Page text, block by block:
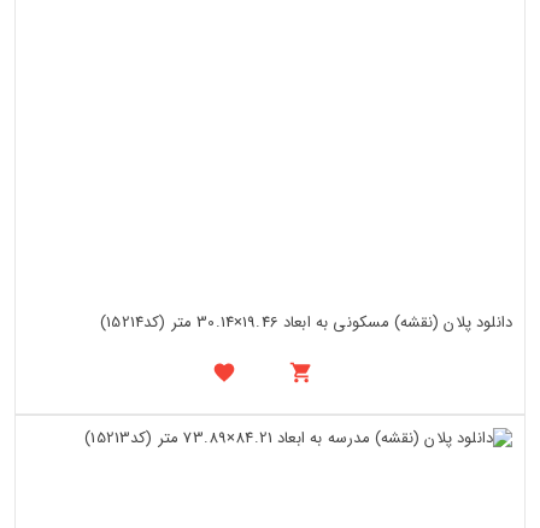
دانلود پلان (نقشه) مسکونی به ابعاد 19.46×30.14 متر (کد15214)